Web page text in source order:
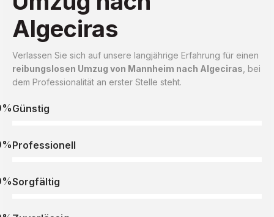
Algeciras
Verlassen Sie sich auf unsere langjährige Erfahrung für einen
reibungslosen Umzug von Mannheim nach Algeciras , bei
dem Professionalität an erster Stelle steht.
Günstig
Professionell
Sorgfältig